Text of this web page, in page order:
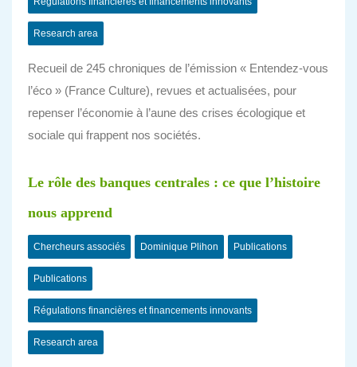
Research area
Recueil de 245 chroniques de l’émission « Entendez-vous
l’éco » (France Culture), revues et actualisées, pour
repenser l’économie à l’aune des crises écologique et
sociale qui frappent nos sociétés.
Le rôle des banques centrales : ce que l’histoire
nous apprend
Chercheurs associés Dominique Plihon Publications
Publications
Régulations financières et financements innovants
Research area